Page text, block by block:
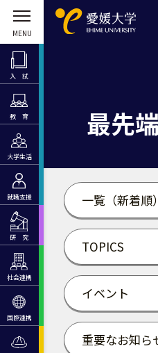
入 試
教 育
大学生活
就職支援
研 究
社会連携
国際連携
最先
一覧（新着順）
TOPICS
イベント
重要なお知ら